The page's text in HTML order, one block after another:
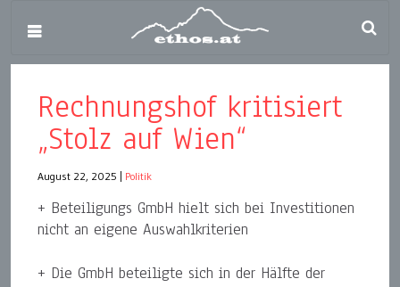
Rechnungshof kritisiert
„Stolz auf Wien“
August 22, 2025 Politik
+ Beteiligungs GmbH hielt sich bei Investitionen
nicht an eigene Auswahlkriterien
+ Die GmbH beteiligte sich in der Hälfte der